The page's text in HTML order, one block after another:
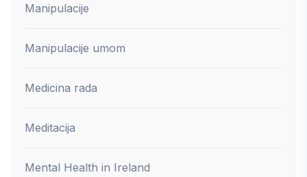
Manipulacije
Manipulacije umom
Medicina rada
Meditacija
Mental Health in Ireland